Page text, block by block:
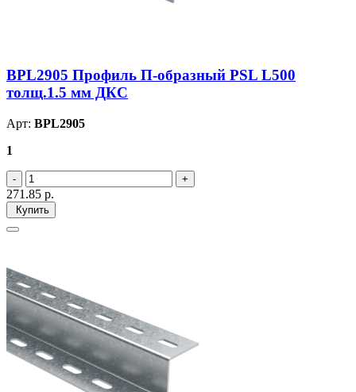
BPL2905 Профиль П-образный PSL L500
толщ.1.5 мм ДКС
Арт: BPL2905
1
271.85 р.
Купить